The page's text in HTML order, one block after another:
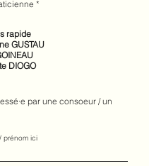
*
rapide
GUSTAU
DIOGO
par une consoeur / un